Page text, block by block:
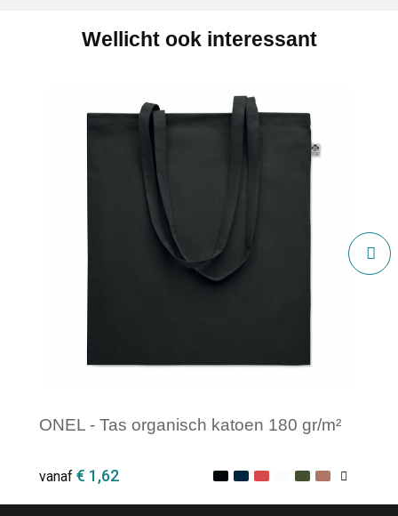
Wellicht ook interessant
ONEL - Tas organisch katoen 180 gr/m²
vanaf € 1,62